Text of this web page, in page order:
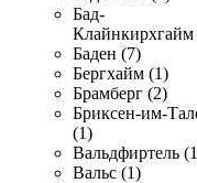
Бад-
Клайнкирхгайм
Баден (7)
Бергхайм (1)
Брамберг (2)
Бриксен-им-
(1)
Вальдфиртель
Вальс (1)